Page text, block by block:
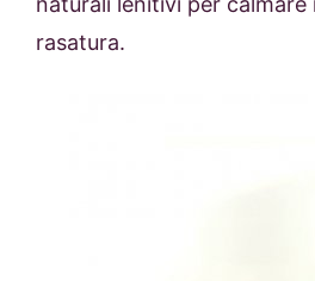
rasatura.